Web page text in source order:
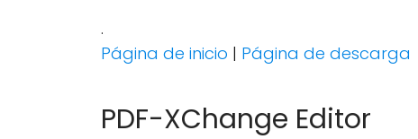
.
Página de inicio | Página de descarga
PDF-XChange Editor